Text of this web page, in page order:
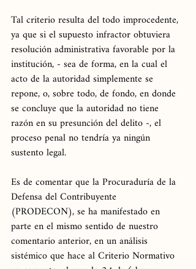
Tal criterio resulta del todo improcedente,
ya que si el supuesto infractor obtuviera
resolución administrativa favorable por la
institución, - sea de forma, en la cual el
acto de la autoridad simplemente se
repone, o, sobre todo, de fondo, en donde
se concluye que la autoridad no tiene
razón en su presunción del delito -, el
proceso penal no tendría ya ningún
sustento legal.
Es de comentar que la Procuraduría de la
Defensa del Contribuyente
(PRODECON), se ha manifestado en
parte en el mismo sentido de nuestro
comentario anterior, en un análisis
sistémico que hace al Criterio Normativo